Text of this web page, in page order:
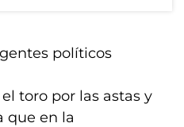
políticos
toro por las astas y
que en la